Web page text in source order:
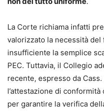
La Corte richiama infatti
valorizzato la necessità
insufficiente la semplice
PEC. Tuttavia, il Collegio
recente, espresso da
l’attestazione di
per garantire la verifica